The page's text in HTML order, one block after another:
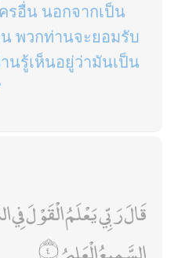
รอื่น นอกจากเป็น
พวกท่านจะยอมรับ
นรู้เห็นอยู่ว่ามันเป็น
قَالَ رَبِّي يَعْلَمُ الْقَوْلَ